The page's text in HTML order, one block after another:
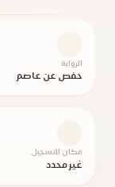
الرواية
حفص عن عاصم
مكان التسجيل
غير محدد